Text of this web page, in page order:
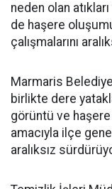
neden olan
de haşere
çalışmalarını
Marmaris
birlikte dere
görüntü ve
amacıyla ilçe
aralıksız